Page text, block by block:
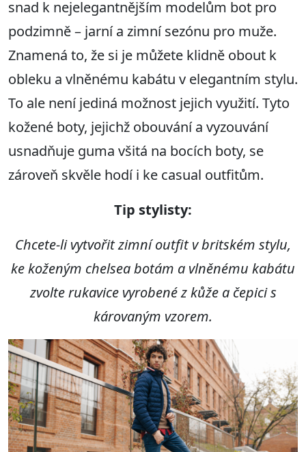
snad k nejelegantnějším modelům bot pro
podzimně – jarní a zimní sezónu pro muže.
Znamená to, že si je můžete klidně obout k
obleku a vlněnému kabátu v elegantním stylu.
To ale není jediná možnost jejich využití. Tyto
kožené boty, jejichž obouvání a vyzouvání
usnadňuje guma všitá na bocích boty, se
zároveň skvěle hodí i ke casual outfitům.
Tip stylisty:
Chcete-li vytvořit zimní outfit v britském stylu,
ke koženým chelsea botám a vlněnému kabátu
zvolte rukavice vyrobené z kůže a čepici s
károvaným vzorem.